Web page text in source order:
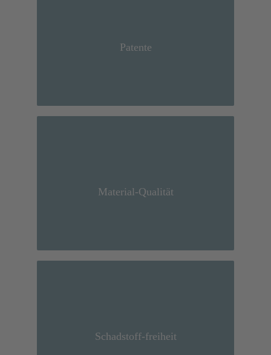
Patente
3.1“
Material-Qualität
Verformbarkeit
Schadstoff-freiheit
Inhaltsstoffe (BPA-ni und ohne